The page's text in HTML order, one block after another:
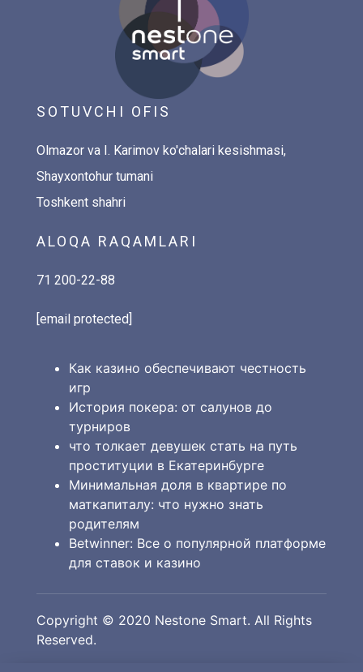
SOTUVCHI OFIS
Olmazor va I. Karimov ko'chalari kesishmasi,
Shayxontohur tumani
Toshkent shahri
ALOQA RAQAMLARI
71 200-22-88
[email protected]
Как казино обеспечивают честность
игр
История покера: от салунов до
турниров
что толкает девушек стать на путь
проституции в Екатеринбурге
Минимальная доля в квартире по
маткапиталу: что нужно знать
родителям
Betwinner: Все о популярной платформе
для ставок и казино
Copyright © 2020 Nestone Smart. All Rights
Reserved.